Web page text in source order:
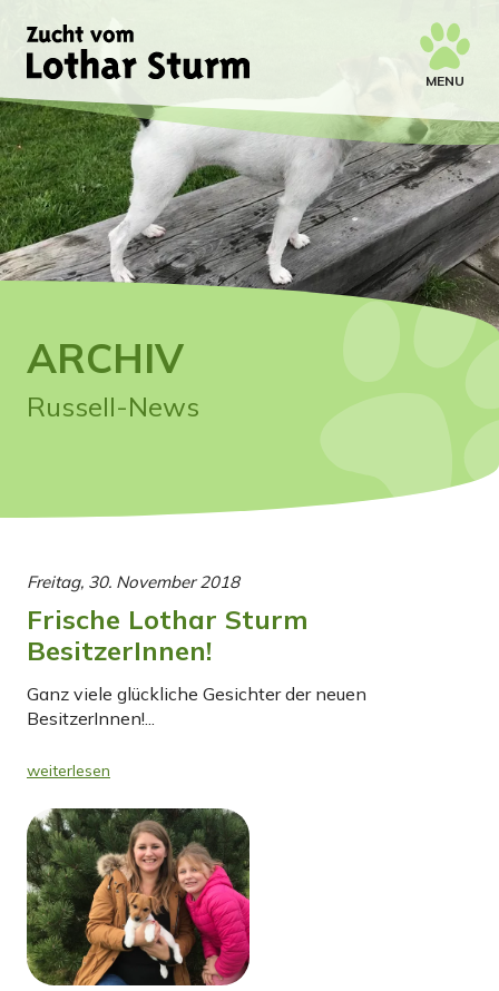
MENU
ARCHIV
Russell-News
Freitag, 30. November 2018
Frische Lothar Sturm
BesitzerInnen!
Ganz viele glückliche Gesichter der neuen
BesitzerInnen!...
weiterlesen